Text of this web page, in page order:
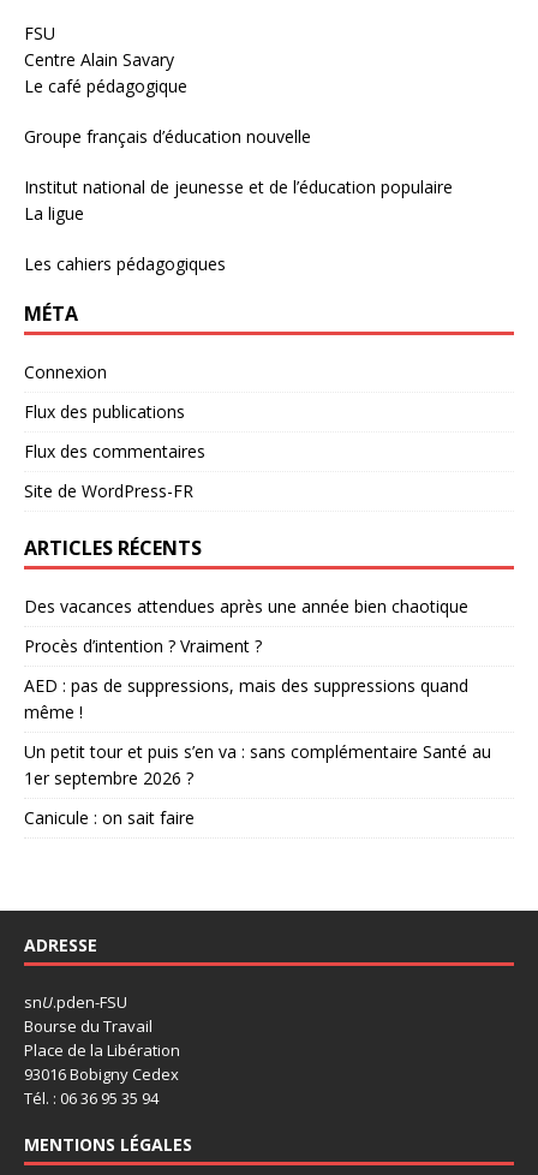
FSU
Centre Alain Savary
Le café pédagogique
Groupe français d’éducation nouvelle
Institut national de jeunesse et de l’éducation populaire
La ligue
Les cahiers pédagogiques
MÉTA
Connexion
Flux des publications
Flux des commentaires
Site de WordPress-FR
ARTICLES RÉCENTS
Des vacances attendues après une année bien chaotique
Procès d’intention ? Vraiment ?
AED : pas de suppressions, mais des suppressions quand
même !
Un petit tour et puis s’en va : sans complémentaire Santé au
1er septembre 2026 ?
Canicule : on sait faire
ADRESSE
snU.pden-FSU
Bourse du Travail
Place de la Libération
93016 Bobigny Cedex
Tél. : 06 36 95 35 94
MENTIONS LÉGALES